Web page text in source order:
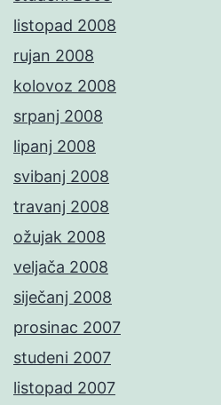
listopad 2008
rujan 2008
kolovoz 2008
srpanj 2008
lipanj 2008
svibanj 2008
travanj 2008
ožujak 2008
veljača 2008
siječanj 2008
prosinac 2007
studeni 2007
listopad 2007